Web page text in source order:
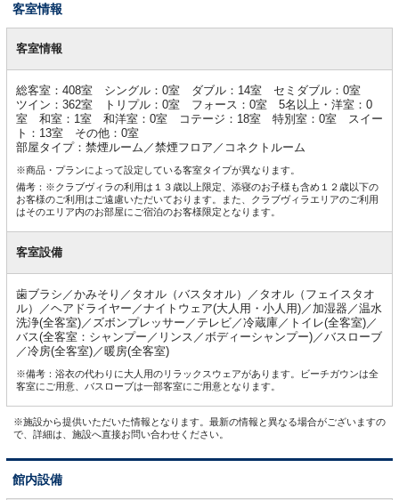
客室情報
室客室情報
総客室：408室 シングル：0室 ダブル：14室 セミダブル：0室
ツイン：362室 トリプル：0室 フォース：0室 5名以上・洋室：0
室 和室：1室 和洋室：0室 コテージ：18室 特別室：0室 スイー
ト：13室 その他：0室
部屋タイプ：禁煙ルーム／禁煙フロア／コネクトルーム
※商品・プランによって設定している客室タイプが異なります。
備考：※クラブヴィラの利用は１３歳以上限定、添寝のお子様も含め１２歳以下の
お客様のご利用はご遠慮いただいております。また、クラブヴィラエリアのご利用
はそのエリア内のお部屋にご宿泊のお客様限定となります。
客室設備
歯ブラシ／かみそり／タオル（バスタオル）／タオル（フェイスタオ
ル）／ヘアドライヤー／ナイトウェア(大人用・小人用)／加湿器／温水
洗浄(全客室)／ズボンプレッサー／テレビ／冷蔵庫／トイレ(全客室)／
バス(全客室：シャンプー／リンス／ボディーシャンプー)／バスローブ
／冷房(全客室)／暖房(全客室)
※備考：浴衣の代わりに大人用のリラックスウェアがあります。ビーチガウンは全
客室にご用意、バスローブは一部客室にご用意となります。
※施設から提供いただいた情報となります。最新の情報と異なる場合がございますの
で、詳細は、施設へ直接お問い合わせください。
館内設備